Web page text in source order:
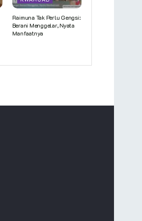
Raimuna Tak Perlu Gengsi:
Berani Menggelar, Nyata
Manfaatnya